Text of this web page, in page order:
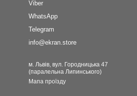
Viber
WhatsApp
Telegram
info@ekran.store
м. Львів, вул. Городницька 47
(паралельна Липинського)
Мапа проїзду